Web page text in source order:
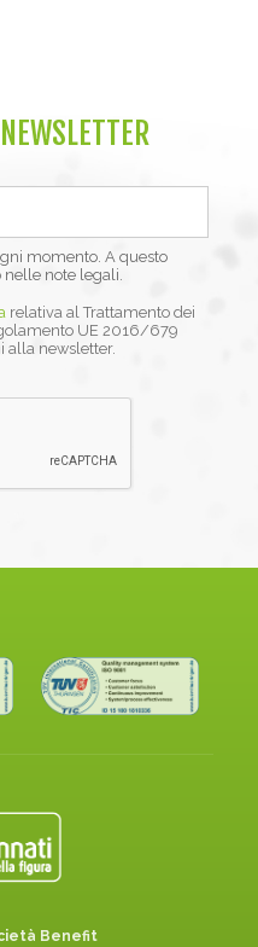
momento. A questo
nelle note legali.
relativa al Trattamento dei
UE 2016/679
alla newsletter.
Benefit